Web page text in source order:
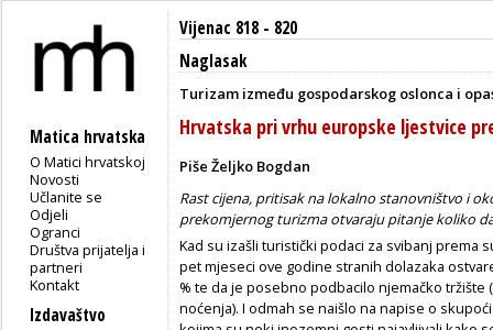
Matica hrvatska
O Matici hrvatskoj
Novosti
Učlanite se
Odjeli
Ogranci
Društva prijatelja i
partneri
Kontakt
Izdavaštvo
Vijenac 818 - 820
Naglasak
Turizam između gospodarskog oslonca i
Hrvatska pri vrhu europske ljestvice
Piše Željko Bogdan
Rast cijena, pritisak na lokalno stanovništvo i
prekomjernog turizma otvaraju pitanje koliko
Kad su izašli turistički podaci za svibanj prema
pet mjeseci ove godine stranih dolazaka
% te da je posebno podbacilo njemačko tržište
noćenja). I odmah se naišlo na napise o